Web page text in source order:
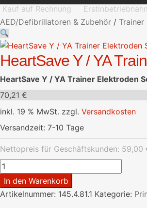
AED/Defibrillatoren & Zubehör/Trainer
HeartSave Y / YA
HeartSave Y / YA Trainer Elektroden
70,21€
inkl. 19 % MwSt.
Versandzeit:7-10 Tage
Nettopreis für Geschäftskunden:
HeartSave
Y
/
YA
Trainer
In den Warenkorb
Artikelnummer:145.4.81.1